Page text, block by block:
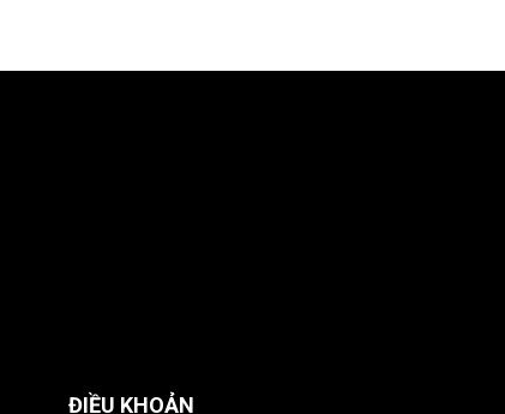
ĐIỀU KHOẢN